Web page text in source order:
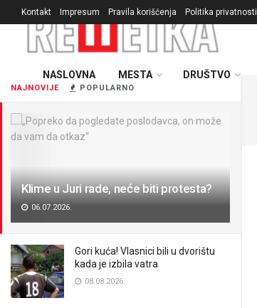
NAJNOVIJE POPULARNO
Klime u Juri rade, neće biti protesta?
06.07.2026.
Gori kuća! Vlasnici bili u dvorištu
kada je izbila vatra
08.08.2026.
Kontakt Impresum Pravila korišćenja Politika privatnosti
NASLOVNA MESTA DRUŠTVO